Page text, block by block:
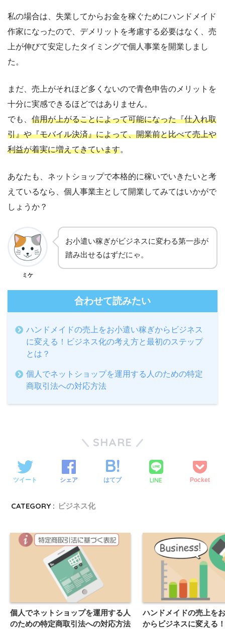
私の場合は、失業してからお金を稼ぐためにハンドメイド
作家になったので、デメリットを考慮する必要はなく、売
上が伸びて安定したタイミングで個人事業を開業しまし
た。
まだ、売上がそれほど多くないので青色申告のメリットを
十分に実感できるほどではありません。
でも、 信用が上がることによって可能になった『仕入れ取
引』や『モバイル決済』によって、開業前と比べて売上や
利益が着実に増えてきています。
あなたも、ネットショップで本格的に稼いでいきたいと考
えているなら、個人事業主として開業してみてはいかがで
しょうか？
ミケ
お小遣い稼ぎがビジネスに変わる第一歩が
踏み出せるはずだにゃ。
合わせて読みたい
ハンドメイドの売上をお小遣い稼ぎからビジネス
に変える！ビジネス化の考え方と最初のステップ
とは？
個人でネットショップを運用する人のための特定
商取引法への対応方法
SHARE
ツイート シェア はてブ LINE Pocket
CATEGORY : ビジネス化
個人でネットショップを運用する人
のための特定商取引法への対応方法
ハンドメイドの売上を
からビジネスに変える